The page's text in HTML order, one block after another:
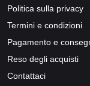
Politica sulla privacy
Termini e condizioni
Pagamento e
Reso degli acquisti
Contattaci